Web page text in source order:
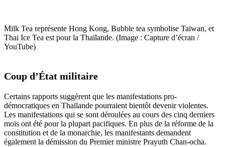
Milk Tea représente Hong Kong, Bubble tea symbolise Taïwan, et
Thai Ice Tea est pour la Thaïlande. (Image : Capture d’écran /
YouTube)
Coup d’État militaire
Certains rapports suggèrent que les manifestations pro-
démocratiques en Thaïlande pourraient bientôt devenir violentes.
Les manifestations qui se sont déroulées au cours des cinq derniers
mois ont été pour la plupart pacifiques. En plus de la réforme de la
constitution et de la monarchie, les manifestants demandent
également la démission du Premier ministre Prayuth Chan-ocha.